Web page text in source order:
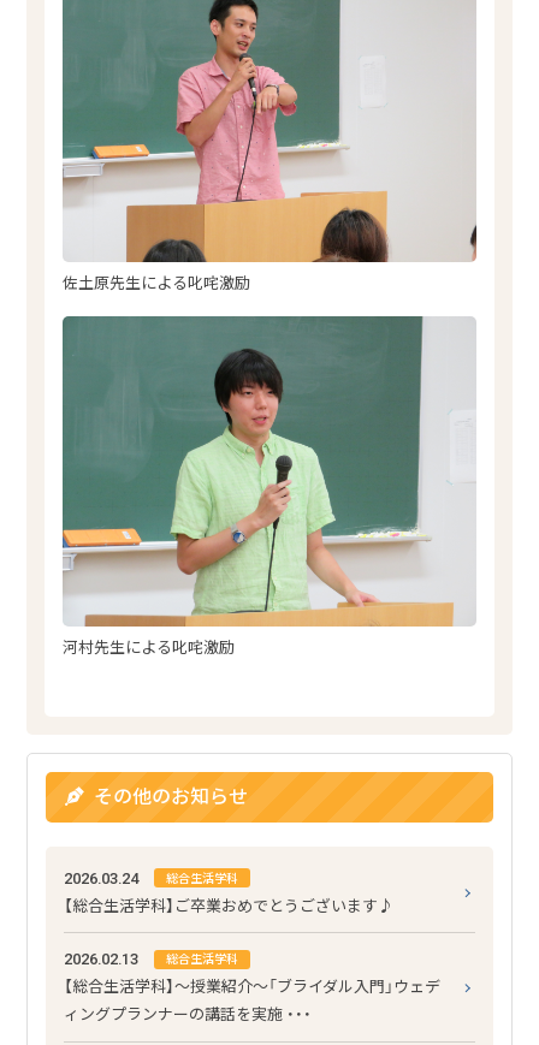
佐土原先生による叱咤激励
河村先生による叱咤激励
その他のお知らせ
2026.03.24 総合生活学科
【総合生活学科】ご卒業おめでとうございます♪
2026.02.13 総合生活学科
【総合生活学科】～授業紹介～「ブライダル入門」ウェデ
ィングプランナーの講話を実施 ・・・